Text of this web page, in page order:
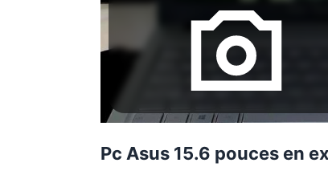
Pc Asus 15.6 pouces en